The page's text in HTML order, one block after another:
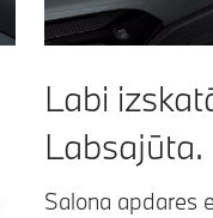
Labi
Labsajūta.
Salona apdares